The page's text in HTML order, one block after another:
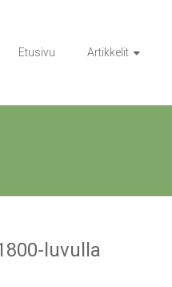
Etusivu Artikkelit
luvulla